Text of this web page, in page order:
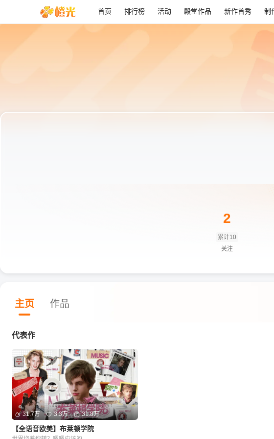
首页 排行榜 活动 殿堂作品 新作首秀 制
2
累计10
关注
主页 作品
代表作
31.7万 3.3万 31.8万
【全语音欧美】布莱顿学院